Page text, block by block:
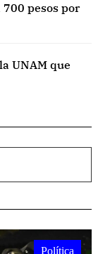
pesos por
UNAM que
Política